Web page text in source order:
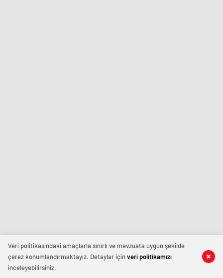
Veri politikasındaki amaçlarla sınırlı ve mevzuata uygun şekilde
çerez konumlandırmaktayız. Detaylar içinveri politikamızı
inceleyebilirsiniz.